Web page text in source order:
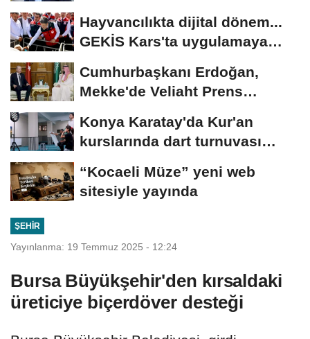
Hayvancılıkta dijital dönem...
GEKİS Kars'ta uygulamaya
Cumhurbaşkanı Erdoğan,
Mekke'de Veliaht Prens
Konya Karatay'da Kur'an
kurslarında dart turnuvası
“Kocaeli Müze” yeni web
sitesiyle yayında
ŞEHIR
Yayınlanma: 19 Temmuz 2025 - 12:24
Bursa Büyükşehir'den kırsaldaki
üreticiye biçerdöver desteği